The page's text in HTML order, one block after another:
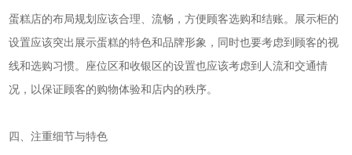
蛋糕店的布局规划应该合理、流畅，方便顾客选购和结账。展示柜的
设置应该突出展示蛋糕的特色和品牌形象，同时也要考虑到顾客的视
线和选购习惯。座位区和收银区的设置也应该考虑到人流和交通情
况，以保证顾客的购物体验和店内的秩序。
四、注重细节与特色